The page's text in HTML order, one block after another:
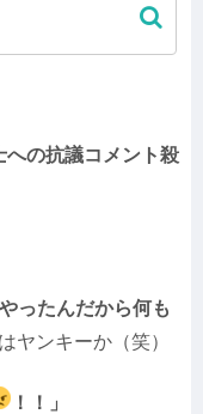
への抗議コメント殺
ったんだから何も
ヤンキーか（笑）
！！」